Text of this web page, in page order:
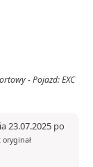
- Pojazd: EXC
23.07.2025 po
oryginał